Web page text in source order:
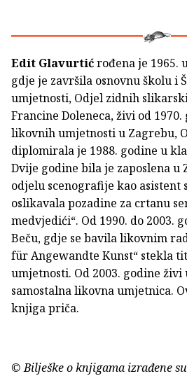
Edit Glavurtićrođena je 1965.
gdje je završila osnovnu školu i
umjetnosti, Odjel zidnih
Francine Doleneca, živi od
likovnih umjetnosti u Zagrebu,
diplomirala je 1988. godine u
Dvije godine bila je zaposlena u
odjelu scenografije kao asistent
oslikavala pozadine za crtanu
medvjedići“. Od 1990. do 2003.
Beču, gdje se bavila likovnim
für Angewandte Kunst“ stekla
umjetnosti. Od 2003. godine živi
samostalna likovna umjetnica.
knjiga priča.
© Bilješke o knjigama izrađene